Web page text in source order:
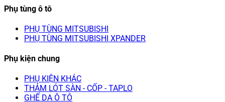
Phụ tùng ô tô
PHỤ TÙNG MITSUBISHI
PHỤ TÙNG MITSUBISHI XPANDER
Phụ kiện chung
PHỤ KIỆN KHÁC
THẢM LÓT SÀN - CỐP - TAPLO
GHẾ DA Ô TÔ